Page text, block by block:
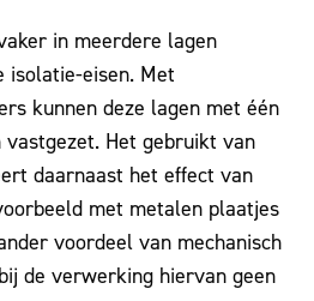
in meerdere lagen
isolatie-eisen. Met
kunnen deze lagen met één
Het gebruikt van
daarnaast het effect van
met metalen plaatjes
voordeel van mechanisch
de verwerking hiervan geen